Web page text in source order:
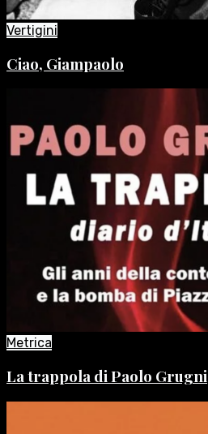
Vertigini
Ciao, Giampaolo
Metrica
La trappola di Paolo Grugni